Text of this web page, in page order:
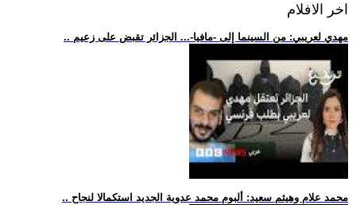
اخر الافلام
.. مهدي لعريبي: من السينما إلى -مافيا-... الجزائر تقبض على زعيم
.. محمد علام وهيثم سعيد: ألبوم محمد عدوية الجديد استكمالا لنجاح